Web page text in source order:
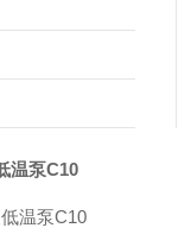
温泵C10